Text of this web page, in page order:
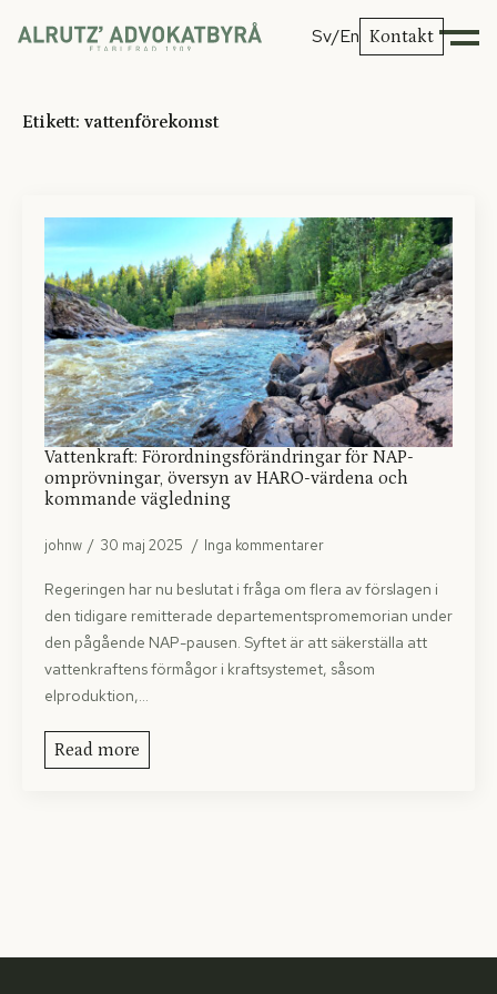
Sv/En Kontakt
Etikett: vattenförekomst
Vattenkraft: Förordningsförändringar för NAP-
omprövningar, översyn av HARO-värdena och
kommande vägledning
johnw 30 maj 2025 Inga kommentarer
Regeringen har nu beslutat i fråga om flera av förslagen i
den tidigare remitterade departementspromemorian under
den pågående NAP-pausen. Syftet är att säkerställa att
vattenkraftens förmågor i kraftsystemet, såsom
elproduktion,…
Read more